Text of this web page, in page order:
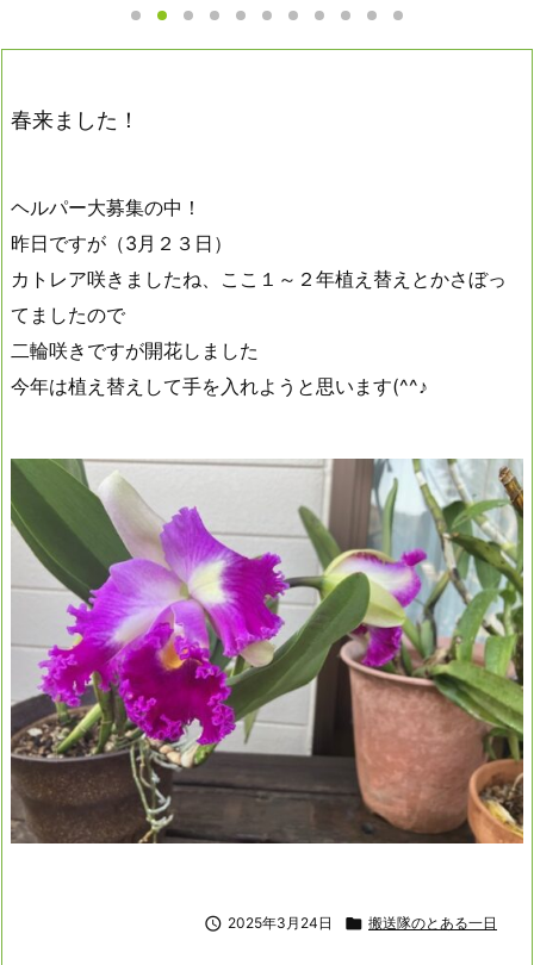
春来ました！
ヘルパー大募集の中！
昨日ですが（3月２３日）
カトレア咲きましたね、ここ１～２年植え替えとかさぼっ
てましたので
二輪咲きですが開花しました
今年は植え替えして手を入れようと思います(^^♪
 2025年3月24日  搬送隊のとある一日